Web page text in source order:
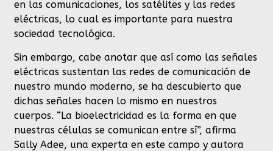
en las comunicaciones, los satélites y las redes
eléctricas, lo cual es importante para nuestra
sociedad tecnológica.
Sin embargo, cabe anotar que así como las señales
eléctricas sustentan las redes de comunicación de
nuestro mundo moderno, se ha descubierto que
dichas señales hacen lo mismo en nuestros
cuerpos. “La bioelectricidad es la forma en que
nuestras células se comunican entre sí”, afirma
Sally Adee, una experta en este campo y autora